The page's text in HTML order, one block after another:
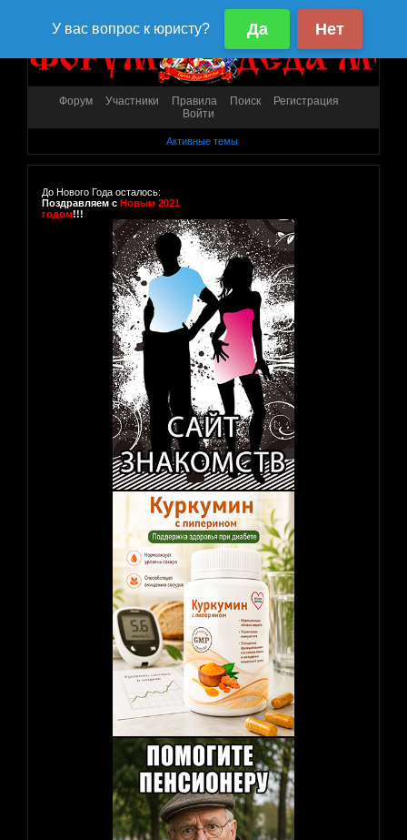
Форум Участники Правила Поиск
Регистрация
Войти
Активные темы
До Нового Года осталось:
Поздравляем с Новым 2021
годом!!!